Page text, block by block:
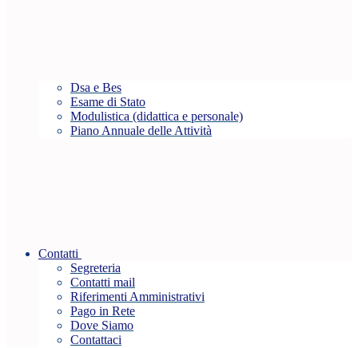
Dsa e Bes
Esame di Stato
Modulistica (didattica e personale)
Piano Annuale delle Attività
Contatti
Segreteria
Contatti mail
Riferimenti Amministrativi
Pago in Rete
Dove Siamo
Contattaci